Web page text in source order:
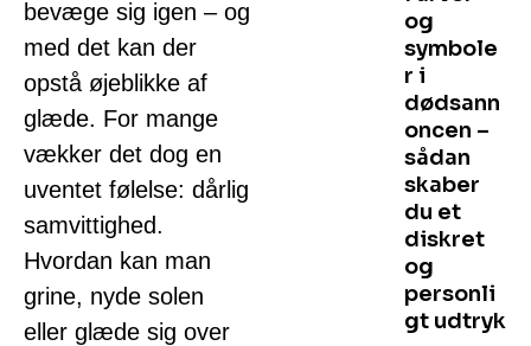
bevæge sig igen – og
med det kan der
opstå øjeblikke af
glæde. For mange
vækker det dog en
uventet følelse: dårlig
samvittighed.
Hvordan kan man
grine, nyde solen
eller glæde sig over
og
symbole
r i
dødsann
oncen –
sådan
skaber
du et
diskret
og
personli
gt udtryk